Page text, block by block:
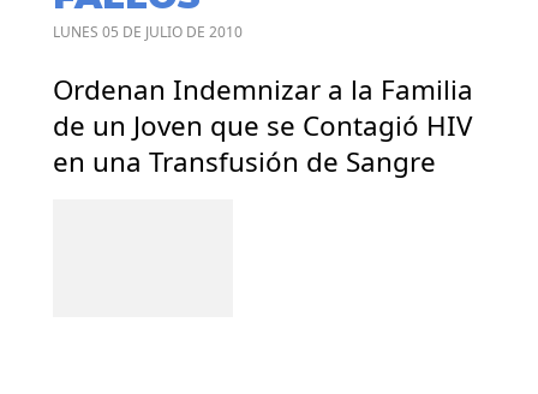
LUNES 05 DE JULIO DE 2010
Ordenan Indemnizar a la Familia
de un Joven que se Contagió HIV
en una Transfusión de Sangre